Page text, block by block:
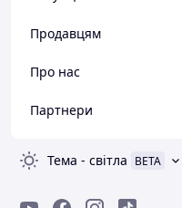
Продавцям
Про нас
Партнери
Тема - світла BETA